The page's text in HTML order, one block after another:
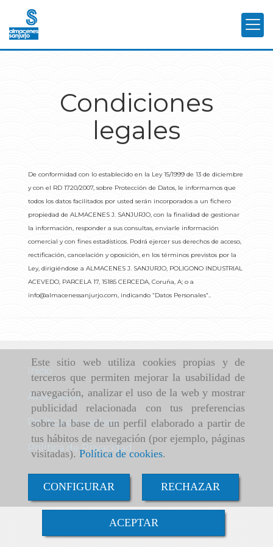
Este sitio web utiliza cookies propias y de
terceros que permiten mejorar la usabilidad de
navegación, analizar el uso de la web y mostrar
publicidad relacionada con tus preferencias
sobre la base de un perfil elaborado a partir de
tus hábitos de navegación (por ejemplo, páginas
visitadas). Política de cookies.
CONFIGURAR RECHAZAR
ACEPTAR
Condiciones
legales
De conformidad con lo establecido en la Ley 15/1999 de 13 de diciembre
y con el RD 1720/2007, sobre Protección de Datos, le informamos que
todos los datos facilitados por usted serán incorporados a un fichero
propiedad de ALMACENES J. SANJURJO, con la finalidad de gestionar
la información, responder a sus consultas, enviarle información
comercial y con fines estadísticos. Podrá ejercer sus derechos de acceso,
rectificación, cancelación y oposición, en los términos previstos por la
Ley, dirigiéndose a ALMACENES J. SANJURJO, POLIGONO INDUSTRIAL
ACEVEDO, PARCELA 17, 15185 CERCEDA, Coruña, A; o a
info@almacenessanjurjo.com, indicando “Datos Personales”..
Inicio
Aviso Legal
Política de cookies
Política de Privacidad